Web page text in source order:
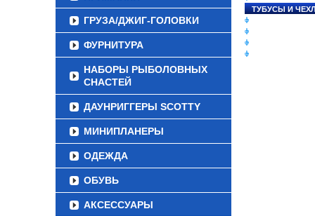
ГРУЗА/ДЖИГ-ГОЛОВКИ
ФУРНИТУРА
НАБОРЫ РЫБОЛОВНЫХ
СНАСТЕЙ
ДАУНРИГГЕРЫ SCOTTY
МИНИПЛАНЕРЫ
ОДЕЖДА
ОБУВЬ
АКСЕССУАРЫ
ТУБУСЫ И